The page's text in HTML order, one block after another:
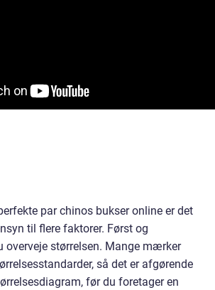
par chinos bukser online er det
til flere faktorer. Først og
overveje størrelsen. Mange mærker
så det er afgørende
før du foretager en